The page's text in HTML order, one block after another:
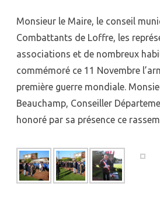
Monsieur le Maire, le conseil
Combattants de Loffre, les
associations et de nombreux
commémoré ce 11 Novembre
première guerre mondiale.
Beauchamp, Conseiller
honoré par sa présence ce